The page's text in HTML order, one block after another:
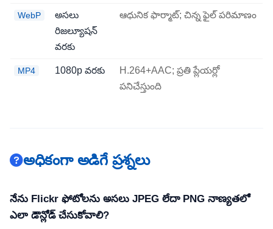
WebP
అసలు
రిజల్యూషన్
వరకు
ఆధునిక ఫార్మాట్; చిన్న ఫైల్ పరిమాణం
MP4 1080p వరకు
H.264+AAC; ప్రతి ప్లేయర్లో
పనిచేస్తుంది
అధికంగా అడిగే ప్రశ్నలు
నేను Flickr ఫోటోలను అసలు JPEG లేదా PNG నాణ్యతలో
ఎలా డౌన్లోడ్ చేసుకోవాలి?